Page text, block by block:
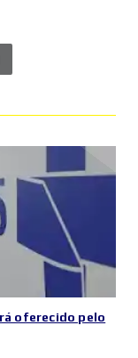
oferecido pelo